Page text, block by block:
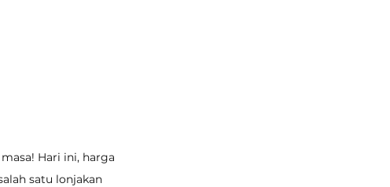
Hari ini, harga
satu lonjakan